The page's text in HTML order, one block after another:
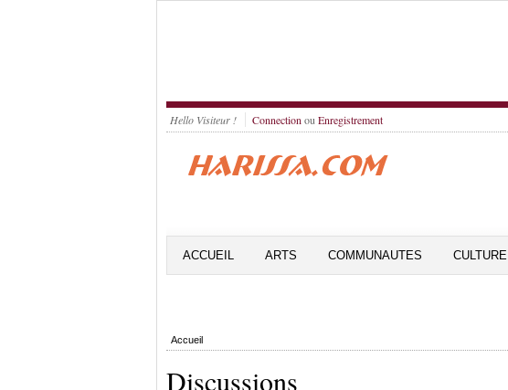
Hello Visiteur ! Connection ou Enregistrement
ACCUEIL ARTS COMMUNAUTES CULTURE
Accueil
Discussions